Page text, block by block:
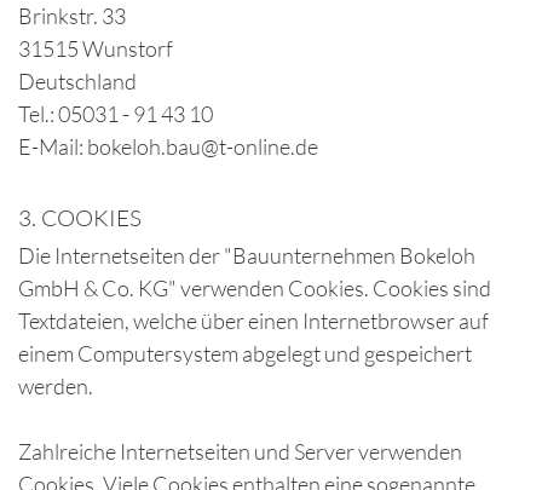
Brinkstr. 33
31515 Wunstorf
Deutschland
Tel.:05031 - 91 43 10
E-Mail: bokeloh.bau@t-online.de
3. COOKIES
Die Internetseiten der "Bauunternehmen Bokeloh
GmbH & Co. KG" verwenden Cookies. Cookies sind
Textdateien, welche über einen Internetbrowser auf
einem Computersystem abgelegt und gespeichert
werden.
Zahlreiche Internetseiten und Server verwenden
Cookies. Viele Cookies enthalten eine sogenannte